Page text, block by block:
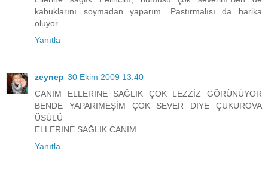
kabuklarını soymadan yaparım. Pastırmalısı da harika
oluyor.
Yanıtla
zeynep 30 Ekim 2009 13:40
CANIM ELLERINE SAĞLIK ÇOK LEZZİZ GÖRÜNÜYOR
BENDE YAPARIMEŞİM ÇOK SEVER DIYE ÇUKUROVA
ÜSÜLÜ
ELLERINE SAĞLIK CANIM..
Yanıtla